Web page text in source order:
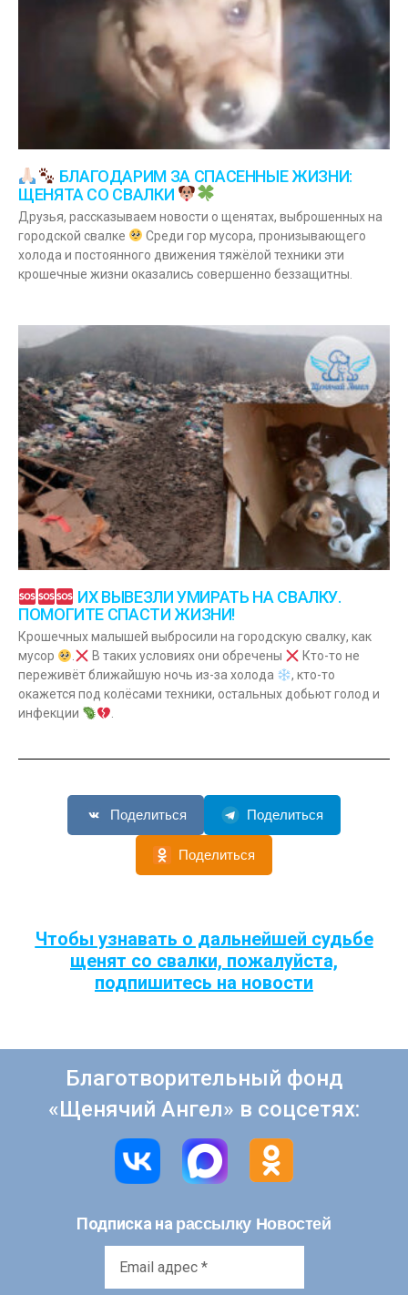
БЛАГОДАРИМ ЗА СПАСЕННЫЕ ЖИЗНИ:
ЩЕНЯТА СО СВАЛКИ
Друзья, рассказываем новости о щенятах, выброшенных на
городской свалке
Среди гор мусора, пронизывающего
холода и постоянного движения тяжёлой техники эти
крошечные жизни оказались совершенно беззащитны.
ИХ ВЫВЕЗЛИ УМИРАТЬ НА СВАЛКУ.
ПОМОГИТЕ СПАСТИ ЖИЗНИ!
Крошечных малышей выбросили на городскую свалку, как
мусор
В таких условиях они обречены
Кто-то не
переживёт ближайшую ночь из-за холода
, кто-то
окажется под колёсами техники, остальных добьют голод и
инфекции
Поделиться Поделиться
Поделиться
Чтобы узнавать о дальнейшей судьбе
щенят со свалки, пожалуйста,
подпишитесь на новости
Благотворительный фонд
«Щенячий Ангел» в соцсетях:
Подписка на рассылку Новостей